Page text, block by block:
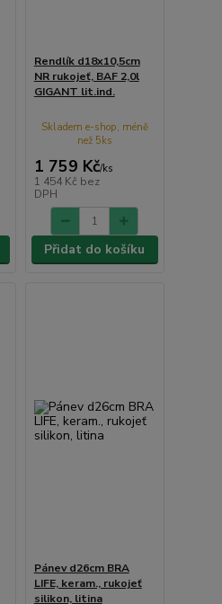
Rendlík d18x10,5cm
NR rukojeť, BAF 2,0l
GIGANT lit.ind.
1 759 Kč/ks
1 454 Kč bez
DPH
Skladem e-shop, méně
než 5ks
Přidat do košíku
Pánev d26cm BRA
LIFE, keram., rukojeť
silikon, litina